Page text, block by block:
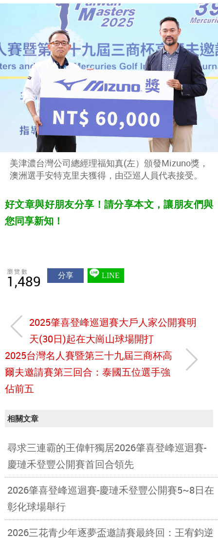
美津濃台灣公司總經理福知真(左）頒發Mizuno獎，
澳洲選手安特克里夫獲得，由亞巡人員代表接受。
好文章與好朋友分享！請分享本文，讓朋友們與
您同享新知！
瀏覽數
1,489 分享 LINE
2025肇喜登峰巡迴賽大戶人家公開賽明
天(30日)起在大崗山球場開打
2025台灣名人賽暨第三十九屆三商杯高
爾夫邀請賽第三回合：泰國五位選手強
佔前五
相關文章
尋求三連霸的王偉軒獨居2026肇喜登峰巡迴賽-
慶璉禾登豐公開賽首回合領先
2026肇喜登峰巡迴賽-慶璉禾登豐公開賽5~8日在
彰化球場舉行
2026三花青少年逐夢盃邀請賽最終回：王宥鈞逆